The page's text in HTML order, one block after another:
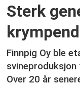
Sterk
Finnpig Oy ble
Over 20 år